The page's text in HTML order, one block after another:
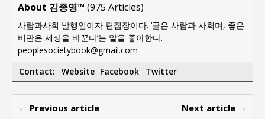
About 김종영™ (975 Articles)
사람과사회 발행인이자 편집장이다. ‘글은 사람과 사회며, 좋은
비판은 세상을 바꾼다’는 말을 좋아한다.
peoplesocietybook@gmail.com
Contact:
Website Facebook Twitter
← Previous article Next article →